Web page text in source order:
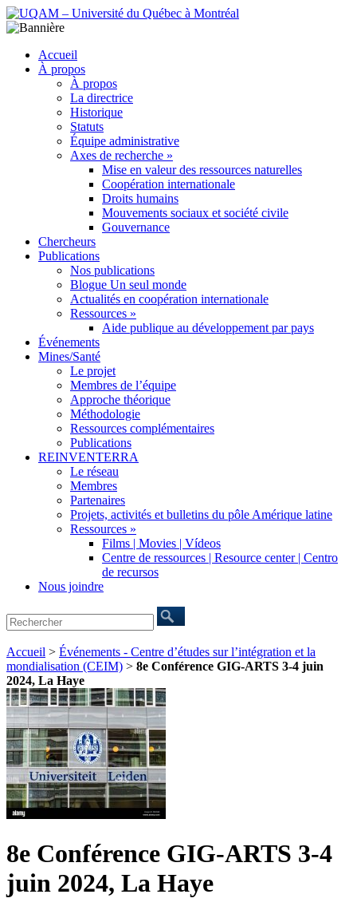
Accueil
À propos
À propos
La directrice
Historique
Statuts
Équipe administrative
Axes de recherche »
Mise en valeur des ressources naturelles
Coopération internationale
Droits humains
Mouvements sociaux et société civile
Gouvernance
Chercheurs
Publications
Nos publications
Blogue Un seul monde
Actualités en coopération internationale
Ressources »
Aide publique au développement par pays
Événements
Mines/Santé
Le projet
Membres de l’équipe
Approche théorique
Méthodologie
Ressources complémentaires
Publications
REINVENTERRA
Le réseau
Membres
Partenaires
Projets, activités et bulletins du pôle Amérique latine
Ressources »
Films | Movies | Vídeos
Centre de ressources | Resource center | Centro
de recursos
Nous joindre
Accueil > Événements - Centre d’études sur l’intégration et la
mondialisation (CEIM) > 8e Conférence GIG-ARTS 3-4 juin
2024, La Haye
8e Conférence GIG-ARTS 3-4
juin 2024, La Haye